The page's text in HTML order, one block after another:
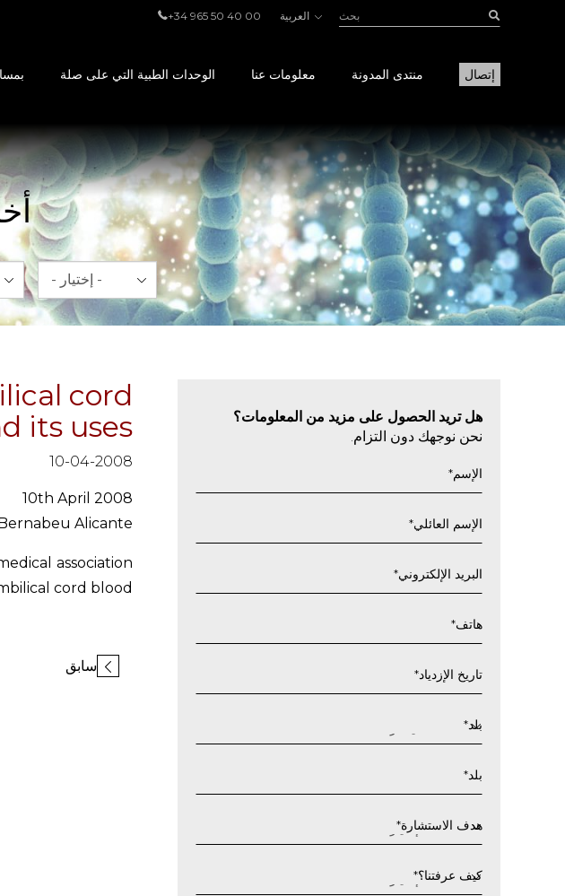
+34 965 50 40 00
الوحدات الطبية التي على صلة معلومات عنا منتدى المدونة إتصال
سنة
cord
its uses
10-04-2008
10th April 2008
Alicante
association
cord blood.
سابق
هل تريد الحصول على مزيد من المعلومات؟
نحن نوجهك دون التزام.
الإسم*
الإسم العائلي*
البريد الإلكتروني*
هاتف*
تاريخ الإزدياد*
شرطة
مائلة
شرطة
سنة
بلد*
بلد*
هدف الاستشارة*
كيف عرفتنا؟*